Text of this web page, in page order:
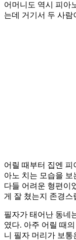
어머니도 역시 피아
는데 거기서 두 사람
어릴 때부터 집엔 피
아노 치는 모습을
다들 어려운 형편이
게 잘 쳤는지 존경스
필자가 태어난 동네
였다. 아주 어릴 때
니 필자 머리가 보